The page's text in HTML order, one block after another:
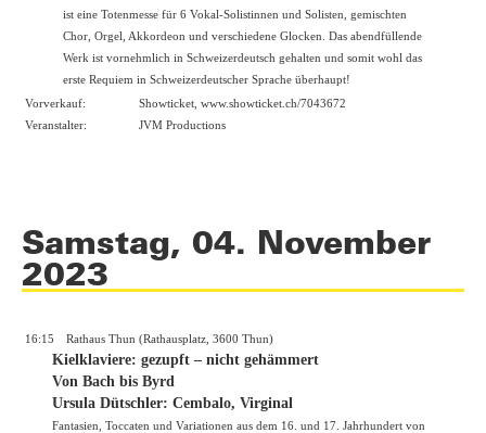
ist eine Totenmesse für 6 Vokal-Solistinnen und Solisten, gemischten
Chor, Orgel, Akkordeon und verschiedene Glocken. Das abendfüllende
Werk ist vornehmlich in Schweizerdeutsch gehalten und somit wohl das
erste Requiem in Schweizerdeutscher Sprache überhaupt!
Vorverkauf:
Showticket, www.showticket.ch/7043672
Veranstalter:
JVM Productions
Samstag, 04. November
2023
16:15 Rathaus Thun (Rathausplatz, 3600 Thun)
Kielklaviere: gezupft – nicht gehämmert
Von Bach bis Byrd
Ursula Dütschler: Cembalo, Virginal
Fantasien, Toccaten und Variationen aus dem 16. und 17. Jahrhundert von